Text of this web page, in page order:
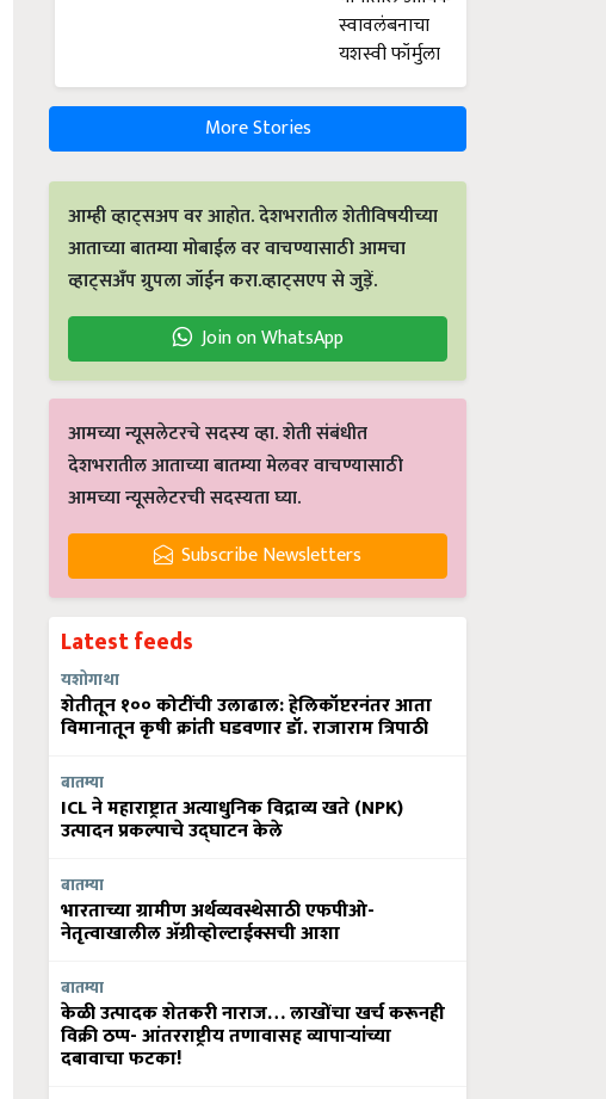
More Stories
आम्ही व्हाट्सअप वर आहोत. देशभरातील शेतीविषयीच्या
आताच्या बातम्या मोबाईल वर वाचण्यासाठी आमचा
व्हाट्सअँप ग्रुपला जॉईन करा.व्हाट्सएप से जुड़ें.
Join on WhatsApp
आमच्या न्यूसलेटरचे सदस्य व्हा. शेती संबंधीत
देशभरातील आताच्या बातम्या मेलवर वाचण्यासाठी
आमच्या न्यूसलेटरची सदस्यता घ्या.
Subscribe Newsletters
Latest feeds
यशोगाथा
शेतीतून १०० कोटींची उलाढाल: हेलिकॉप्टरनंतर आता
विमानातून कृषी क्रांती घडवणार डॉ. राजाराम त्रिपाठी
बातम्या
ICL ने महाराष्ट्रात अत्याधुनिक विद्राव्य खते (NPK)
उत्पादन प्रकल्पाचे उद्घाटन केले
बातम्या
भारताच्या ग्रामीण अर्थव्यवस्थेसाठी एफपीओ-
नेतृत्वाखालील अ‍ॅग्रीव्होल्टाईक्सची आशा
बातम्या
केळी उत्पादक शेतकरी नाराज… लाखोंचा खर्च करूनही
विक्री ठप्प- आंतरराष्ट्रीय तणावासह व्यापाऱ्यांच्या
दबावाचा फटका!